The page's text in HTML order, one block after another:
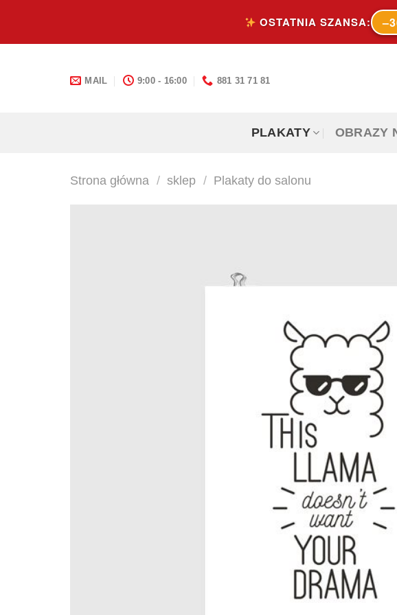
content
OSTATNIA SZANSA:
MAIL 9:00 - 16:00 881 31 71 81
PLAKATY OBRAZY
Strona główna / sklep / Plakaty do salonu